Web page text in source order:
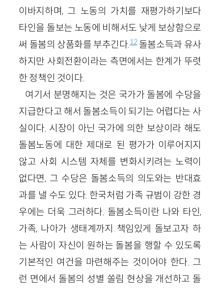
이바지하며, 그 노동의 가치를 재평가하기보다
타인을 돌보는 노동에 비해서도 낮게 보상함으로
써 돌봄의 상품화를 부추긴다.12돌봄소득과 유사
하지만 사회전환이라는 측면에서는 한계가 뚜렷
한 정책인 것이다.
여기서 분명해지는 것은 국가가 돌봄에 수당을
지급한다고 해서 돌봄소득이 되기는 어렵다는 사
실이다. 시장이 아닌 국가에 의한 보상이라 해도
돌봄노동에 대한 제대로 된 평가가 이루어지지
않고 사회 시스템 자체를 변화시키려는 노력이
없다면, 그 수당은 돌봄소득의 의도와는 반대효
과를 낼 수도 있다. 한국처럼 가족 규범이 강한 경
우에는 더욱 그러하다. 돌봄소득이란 나와 타인,
가족, 나아가 생태계까지 책임있게 돌보고자 하
는 사람이 자신이 원하는 돌봄을 행할 수 있도록
기본적인 여건을 마련해주는 것이어야 한다. 그
런 면에서 돌봄의 성별 쏠림 현상을 개선하고 돌